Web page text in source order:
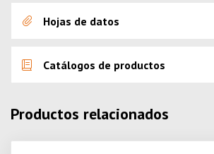
Hojas de datos
Catálogos de productos
Productos relacionados